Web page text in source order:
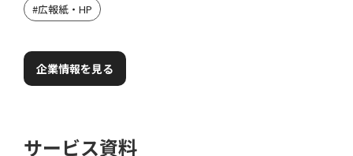
#広報紙・HP
企業情報を見る
サービス資料